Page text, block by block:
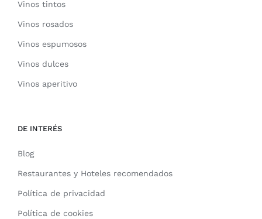
Vinos tintos
Vinos rosados
Vinos espumosos
Vinos dulces
Vinos aperitivo
DE INTERÉS
Blog
Restaurantes y Hoteles recomendados
Política de privacidad
Política de cookies